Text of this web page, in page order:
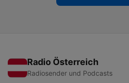
Radio Österreich
Radiosender und Podcasts